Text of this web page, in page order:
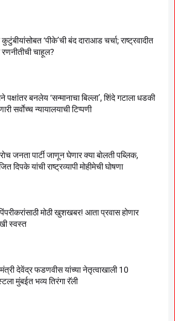
कुटुंबीयांसोबत ‘पीके’ची बंद दाराआड चर्चा; राष्ट्रवादीत
रणनीतीची चाहूल?
पक्षांतर बनलेय ‘सन्मानाचा बिल्ला’, शिंदे गटाला धडकी
सर्वाेच्च न्यायालयाची टिप्पणी
जनता पार्टी जाणून घेणार क्या बाेलती पब्लिक,
दिपके यांची राष्ट्रव्यापी माेहीमेची घाेषणा
मोठी खुशखबर! आता प्रवास होणार
स्वस्त
देवेंद्र फडणवीस यांच्या नेतृत्वाखाली 10
मुंबईत भव्य तिरंगा रॅली